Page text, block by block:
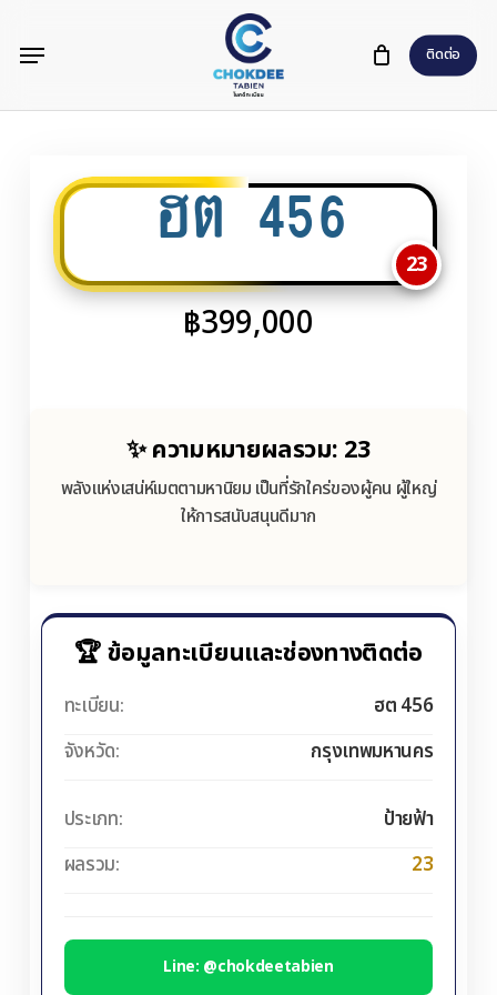
content
ติดต่อ
Menu
ฮต 456
23
฿399,000
✨ ความหมายผลรวม: 23
พลังแห่งเสน่ห์เมตตามหานิยม เป็นที่รักใคร่ของผู้คน ผู้ใหญ่
ให้การสนับสนุนดีมาก
🏆 ข้อมูลทะเบียนและช่องทางติดต่อ
ทะเบียน:
ฮต 456
จังหวัด:
กรุงเทพมหานคร
ประเภท:
ป้ายฟ้า
ผลรวม:
23
Line: @chokdeetabien